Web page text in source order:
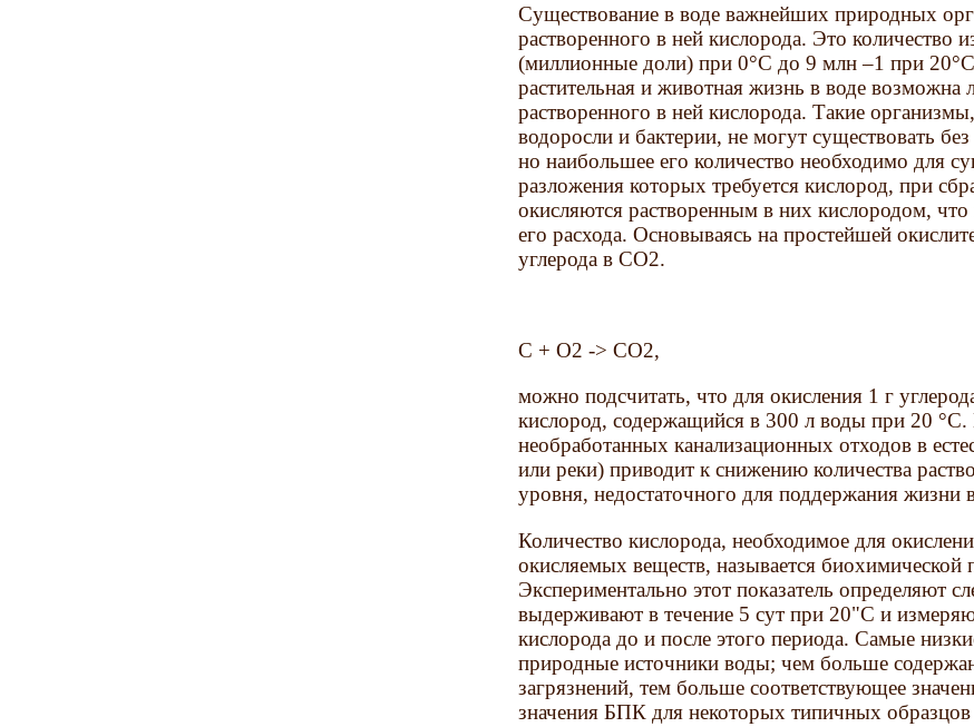
Существование в воде важнейших природных
растворенного в ней кислорода. Это количество
(миллионные доли) при 0°С до 9 млн –1 при
растительная и животная жизнь в воде возможна
растворенного в ней кислорода. Такие
водоросли и бактерии, не могут существовать
но наибольшее его коли­чество необходимо для
разложения которых требуется кислород, при
окисляются растворенным в них кислоро­дом,
его рас­хода. Основываясь на простейшей
углерода в СО2.
С + О2 -> СО2,
можно подсчитать, что для окисления 1 г
кислород, содер­жащийся в 300 л воды при 20
необработанных канализационных отходов в
или реки) приводит к снижению количества
уровня, недостаточного для поддержания жиз­ни
Количество кислорода, необходимое для
окисляемых веществ, называется
Экспериментально этот показа­тель определяют
выдерживают в течение 5 сут при 20"С и
кислоро­да до и после этого периода. Самые
природные источни­ки воды; чем больше
загрязнений, тем больше соответст­вующее
значения БПК для некоторых типичных